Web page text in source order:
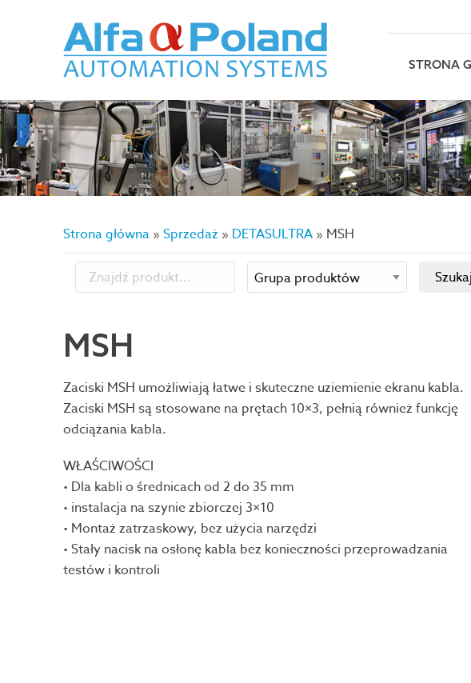
STRONA
Strona główna » Sprzedaż » DETASULTRA » MSH
MSH
Zaciski MSH umożliwiają łatwe i skuteczne uziemienie ekranu kabla.
Zaciski MSH są stosowane na prętach 10×3, pełnią również funkcję
odciążania kabla.
WŁAŚCIWOŚCI
• Dla kabli o średnicach od 2 do 35 mm
• instalacja na szynie zbiorczej 3×10
• Montaż zatrzaskowy, bez użycia narzędzi
• Stały nacisk na osłonę kabla bez konieczności przeprowadzania
testów i kontroli